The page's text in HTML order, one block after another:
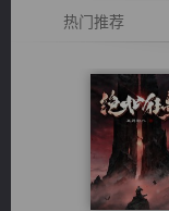
热门推荐